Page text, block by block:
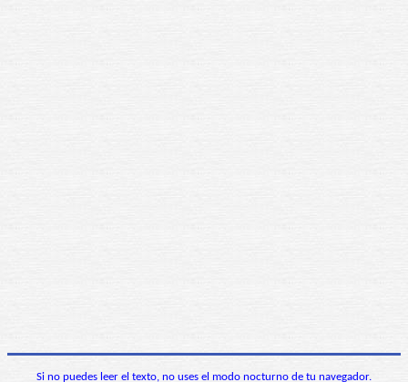
Si no puedes leer el texto, no uses el modo nocturno de tu navegador.